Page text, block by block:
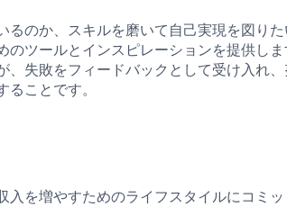
るのか、スキルを磨いて自己実現を図り
のツールとインスピレーションを提供し
、失敗をフィードバックとして受け入れ
ことです。
入を増やすためのライフスタイルにコミ